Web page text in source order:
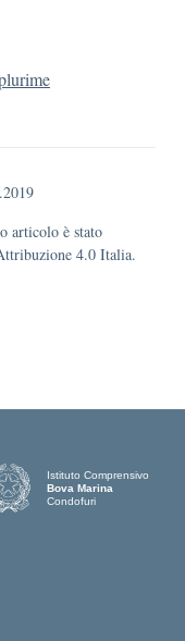
articolo è stato
4.0 Italia.
Istituto Comprensivo
Bova Marina
Condofuri